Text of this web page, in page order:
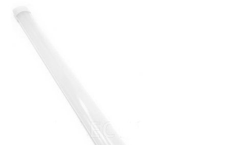
матовый
шар